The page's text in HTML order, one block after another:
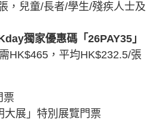
，兒童/長者/學生/殘疾人士及
獨家優惠碼「26PAY35」
HK$465，平均HK$232.5/張
票
大展」特別展覽門票